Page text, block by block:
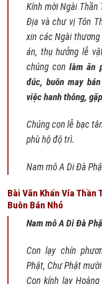
Kính mời Ngài Thần
Địa và chư vị Tôn
xin các Ngài
án, thụ hưởng lễ
chúng conlàm ăn
đúc, buôn may
việc hanh thông,
Chúng con lễ bạc
phù hộ độ trì.
Nam mô A Di Đà
Bài Văn Khấn Vía Thần
Buôn Bán Nhỏ
Nam mô A Di Đà
Con lạy chín
Phật, Chư Phật
Con kính lạy